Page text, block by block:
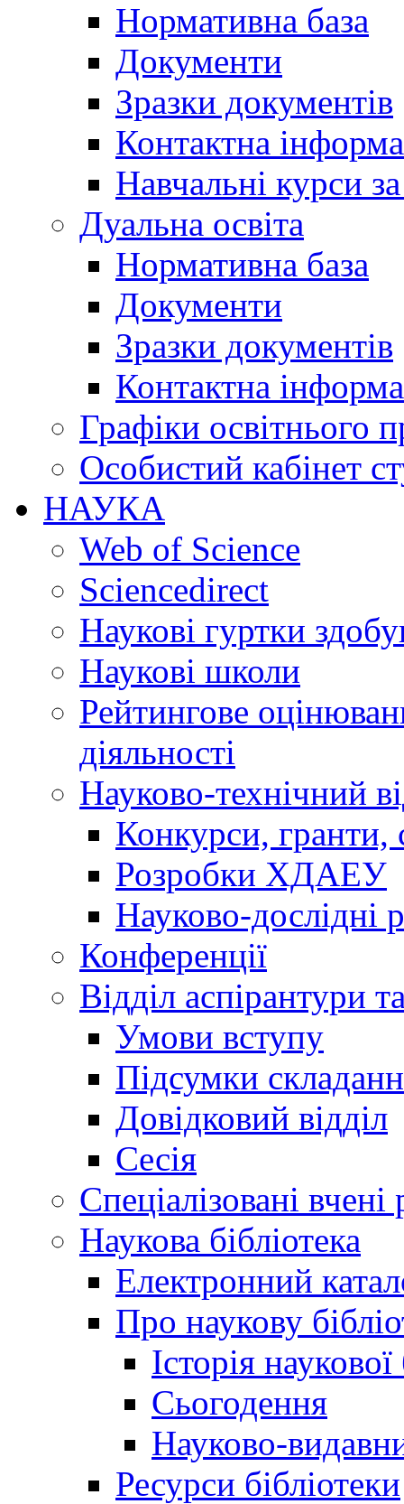
Нормативна база
Документи
Зразки документів
Контактна
Навчальні курси
Дуальна освіта
Нормативна база
Документи
Зразки документів
Контактна
Графіки освітнього
Особистий кабінет
НАУКА
Web of Science
Sciencedirect
Наукові гуртки
Наукові школи
Рейтингове
діяльності
Науково-технічний
Конкурси, гранти,
Розробки ХДАЕУ
Науково-дослідні
Конференції
Відділ аспірантури
Умови вступу
Підсумки
Довідковий відділ
Сесія
Спеціалізовані вчені
Наукова бібліотека
Електронний
Про наукову
Історія
Сьогодення
Науково-
Ресурси бібліотеки